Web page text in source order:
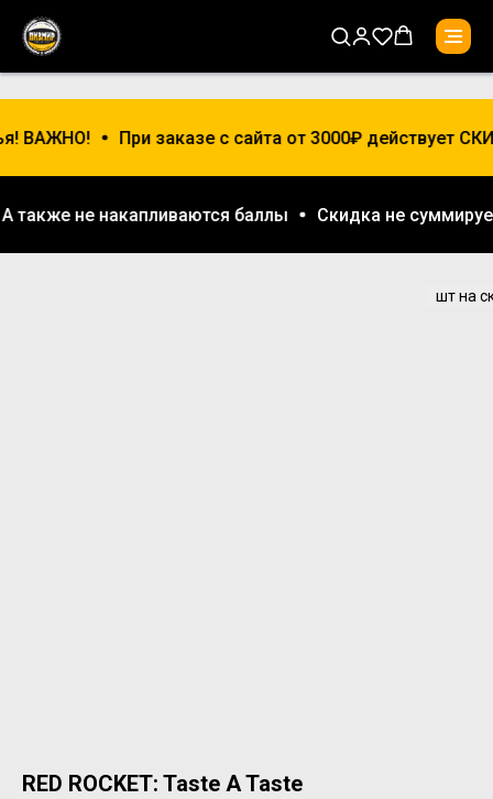
ВАЖНО! При заказе с сайта от 3000₽ действует
А также не накапливаются баллы Скидка не
RED ROCKET: Taste A Taste